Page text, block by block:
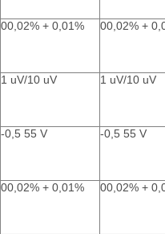
00,02% + 0,01% 00,02% +
1 uV/10 uV 1 uV/10 uV
-0,5 55 V -0,5 55 V
00,02% + 0,01% 00,02% +